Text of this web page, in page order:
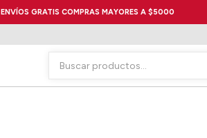
ENVÍOS GRATIS COMPRAS MAYORES A $5000